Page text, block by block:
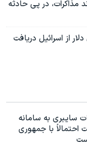
مذاکرات، در پی حادثه
فلسطینی‌ ۱۱۴ میلیون دلار از اسرائیل دریافت
سایبری به سامانه
۱۲ ایالت احتمالاً با جمهوری